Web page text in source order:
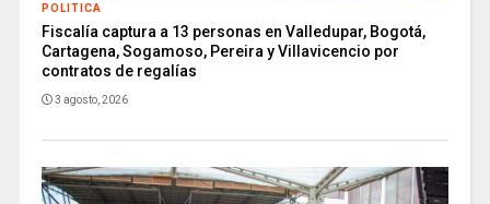
POLITICA
Fiscalía captura a 13 personas en Valledupar, Bogotá,
Cartagena, Sogamoso, Pereira y Villavicencio por
contratos de regalías
3 agosto, 2026